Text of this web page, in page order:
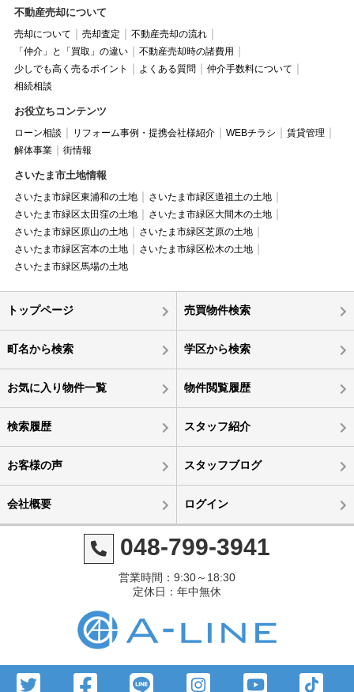
不動産売却について
売却について 売却査定
不動産売却の流れ
「仲介」と「買取」の違い
不動産売却時の諸費用
少しでも高く売るポイント
よくある質問
仲介手数料について
相続相談
お役立ちコンテンツ
ローン相談 リフォーム事例・提携会社様紹介 WEBチラシ
賃貸管理
解体事業
街情報
さいたま市土地情報
さいたま市緑区東浦和の土地
さいたま市緑区道祖土の土地
さいたま市緑区太田窪の土地
さいたま市緑区大間木の土地
さいたま市緑区原山の土地
さいたま市緑区芝原の土地
さいたま市緑区宮本の土地
さいたま市緑区松木の土地
さいたま市緑区馬場の土地
トップページ 売買物件検索
町名から検索 学区から検索
お気に入り物件一覧 物件閲覧履歴
検索履歴 スタッフ紹介
お客様の声 スタッフブログ
会社概要 ログイン
048-799-3941
営業時間：9:30～18:30
定休日：年中無休